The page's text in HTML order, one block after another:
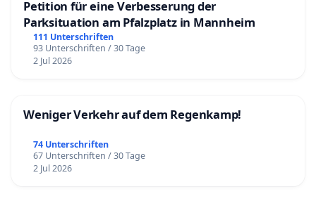
Petition für eine Verbesserung der
Parksituation am Pfalzplatz in Mannheim
111 Unterschriften
93 Unterschriften / 30 Tage
2 Jul 2026
Weniger Verkehr auf dem Regenkamp!
74 Unterschriften
67 Unterschriften / 30 Tage
2 Jul 2026